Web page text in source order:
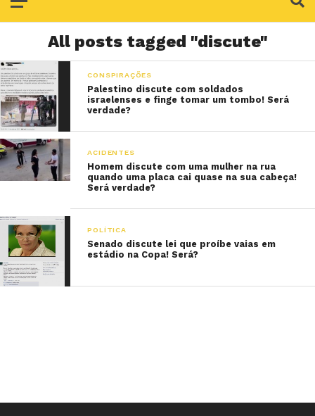
All posts tagged "discute"
CONSPIRAÇÕES
Palestino discute com soldados
israelenses e finge tomar um tombo! Será
verdade?
ACIDENTES
Homem discute com uma mulher na rua
quando uma placa cai quase na sua cabeça!
Será verdade?
POLÍTICA
Senado discute lei que proíbe vaias em
estádio na Copa! Será?